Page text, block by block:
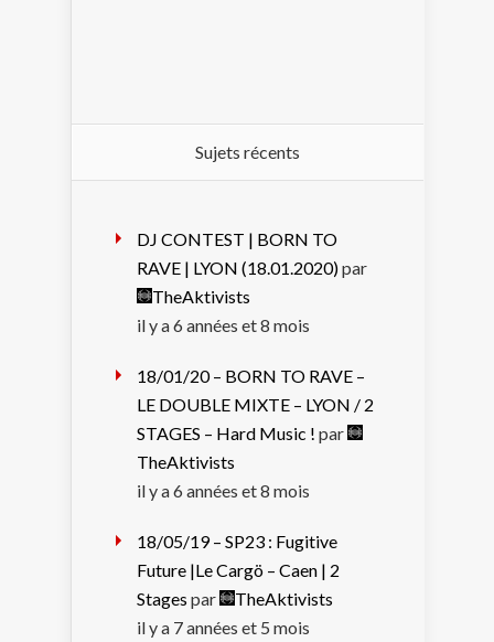
Sujets récents
DJ CONTEST | BORN TO
RAVE | LYON (18.01.2020)par
TheAktivists
il y a 6 années et 8 mois
18/01/20 – BORN TO RAVE –
LE DOUBLE MIXTE – LYON / 2
STAGES – Hard Music ! par
TheAktivists
il y a 6 années et 8 mois
18/05/19 – SP23 : Fugitive
Future |Le Cargö – Caen | 2
Stages par
TheAktivists
il y a 7 années et 5 mois